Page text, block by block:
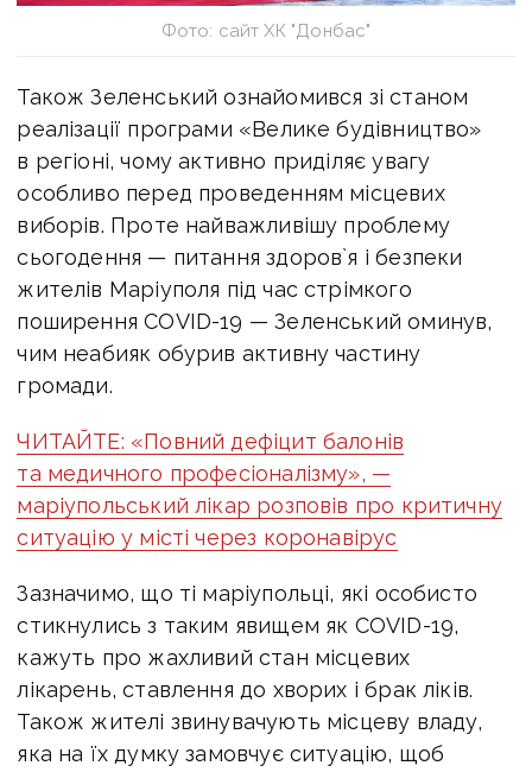
Фото: сайт ХК "Донбас"
Також Зеленський ознайомився зі станом
реалізації програми «Велике будівництво»
в регіоні, чому активно приділяє увагу
особливо перед проведенням місцевих
виборів. Проте найважливішу проблему
сьогодення — питання здоров`я і безпеки
жителів Маріуполя під час стрімкого
поширення COVID-19 — Зеленський оминув,
чим неабияк обурив активну частину
громади.
ЧИТАЙТЕ: «Повний дефіцит балонів
та медичного професіоналізму», —
маріупольський лікар розповів про критичну
ситуацію у місті через коронавірус
Зазначимо, що ті маріупольці, які особисто
стикнулись з таким явищем як COVID-19,
кажуть про жахливий стан місцевих
лікарень, ставлення до хворих і брак ліків.
Також жителі звинувачують місцеву владу,
яка на їх думку замовчує ситуацію, щоб